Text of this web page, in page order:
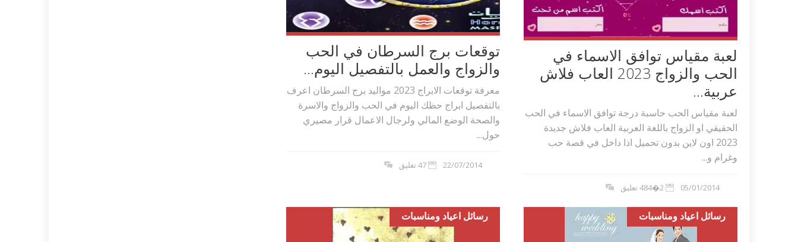
توقعات برج السرطان في الحب
والزواج والعمل بالتفصيل اليوم...
معرفة توقعات الابراج 2023 مواليد برج السرطان اعرف
بالتفصيل ابراج حظك اليوم في الحب والزواج والاسرة
والصحة الوضع المالي ولرجال الاعمال قرار مصيري
حول...
22/07/2014 47 تعليق
لعبة مقياس توافق الاسماء في
الحب والزواج 2023 العاب فلاش
عربية...
لعبة مقياس الحب حاسبة درجة توافق الاسماء في الحب
الحقيقي او الزواج باللغة العربية العاب فلاش جديدة
2023 اون لاين بدون تحميل اذا داخل في قصة حب
وغرام و...
05/01/2014 2�484 تعليق
رسائل اعياد ومناسبات رسائل اعياد ومناسبات